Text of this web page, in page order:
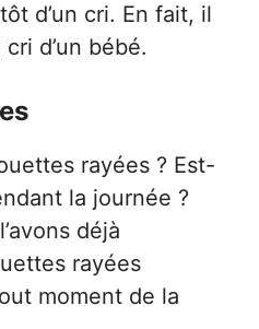
d’un cri. En fait, il
d’un bébé.
rayées ? Est-
la journée ?
déjà
rayées
moment de la